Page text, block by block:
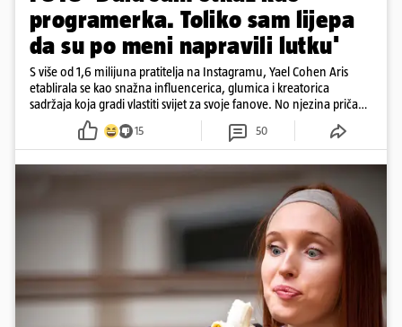
programerka. Toliko sam lijepa
da su po meni napravili lutku'
S više od 1,6 milijuna pratitelja na Instagramu, Yael Cohen Aris
etablirala se kao snažna influencerica, glumica i kreatorica
sadržaja koja gradi vlastiti svijet za svoje fanove. No njezina priča
pokazuje da online slava dolazi i s neočekivanim izazovima
15 50